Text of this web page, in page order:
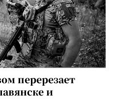
перерезает
и